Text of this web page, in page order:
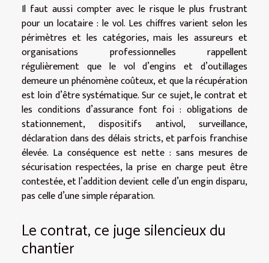
Il faut aussi compter avec le risque le plus frustrant
pour un locataire : le vol. Les chiffres varient selon les
périmètres et les catégories, mais les assureurs et
organisations professionnelles rappellent
régulièrement que le vol d’engins et d’outillages
demeure un phénomène coûteux, et que la récupération
est loin d’être systématique. Sur ce sujet, le contrat et
les conditions d’assurance font foi : obligations de
stationnement, dispositifs antivol, surveillance,
déclaration dans des délais stricts, et parfois franchise
élevée. La conséquence est nette : sans mesures de
sécurisation respectées, la prise en charge peut être
contestée, et l’addition devient celle d’un engin disparu,
pas celle d’une simple réparation.
Le contrat, ce juge silencieux du
chantier